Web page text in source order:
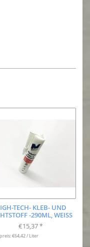
TECH- KLEB- UND
-290ML, WEISS
€15,37 *
€64,42 / Liter